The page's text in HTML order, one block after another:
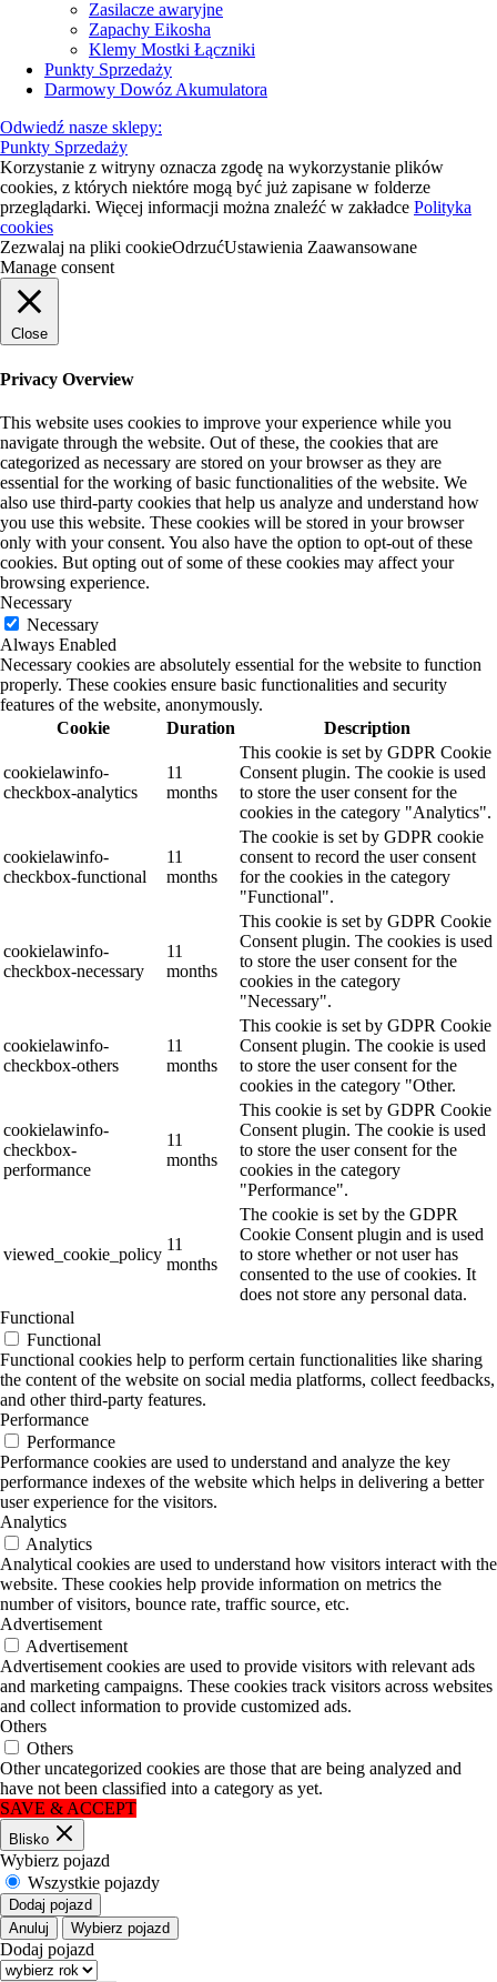
Zasilacze awaryjne
Zapachy Eikosha
Klemy Mostki Łączniki
Punkty Sprzedaży
Darmowy Dowóz Akumulatora
Odwiedź nasze sklepy:
Punkty Sprzedaży
Korzystanie z witryny oznacza zgodę na wykorzystanie plików
cookies, z których niektóre mogą być już zapisane w folderze
przeglądarki. Więcej informacji można znaleźć w zakładce Polityka
cookies
Zezwalaj na pliki cookieOdrzućUstawienia Zaawansowane
Manage consent
Close
Privacy Overview
This website uses cookies to improve your experience while you
navigate through the website. Out of these, the cookies that are
categorized as necessary are stored on your browser as they are
essential for the working of basic functionalities of the website. We
also use third-party cookies that help us analyze and understand how
you use this website. These cookies will be stored in your browser
only with your consent. You also have the option to opt-out of these
cookies. But opting out of some of these cookies may affect your
browsing experience.
Necessary
Necessary
Always Enabled
Necessary cookies are absolutely essential for the website to function
properly. These cookies ensure basic functionalities and security
features of the website, anonymously.
Cookie
Duration Description
cookielawinfo-
checkbox-analytics
11
months
This cookie is set by GDPR Cookie
Consent plugin. The cookie is used
to store the user consent for the
cookies in the category "Analytics".
cookielawinfo-
checkbox-functional
11
months
The cookie is set by GDPR cookie
consent to record the user consent
for the cookies in the category
"Functional".
cookielawinfo-
checkbox-necessary
11
months
This cookie is set by GDPR Cookie
Consent plugin. The cookies is used
to store the user consent for the
cookies in the category
"Necessary".
cookielawinfo-
checkbox-others
11
months
This cookie is set by GDPR Cookie
Consent plugin. The cookie is used
to store the user consent for the
cookies in the category "Other.
cookielawinfo-
checkbox-
performance
11
months
This cookie is set by GDPR Cookie
Consent plugin. The cookie is used
to store the user consent for the
cookies in the category
"Performance".
viewed_cookie_policy
11
months
The cookie is set by the GDPR
Cookie Consent plugin and is used
to store whether or not user has
consented to the use of cookies. It
does not store any personal data.
Functional
Functional
Functional cookies help to perform certain functionalities like sharing
the content of the website on social media platforms, collect feedbacks,
and other third-party features.
Performance
Performance
Performance cookies are used to understand and analyze the key
performance indexes of the website which helps in delivering a better
user experience for the visitors.
Analytics
Analytics
Analytical cookies are used to understand how visitors interact with the
website. These cookies help provide information on metrics the
number of visitors, bounce rate, traffic source, etc.
Advertisement
Advertisement
Advertisement cookies are used to provide visitors with relevant ads
and marketing campaigns. These cookies track visitors across websites
and collect information to provide customized ads.
Others
Others
Other uncategorized cookies are those that are being analyzed and
have not been classified into a category as yet.
SAVE & ACCEPT
Blisko
Wybierz pojazd
Wszystkie pojazdy
Dodaj pojazd
Anuluj
Wybierz pojazd
Dodaj pojazd